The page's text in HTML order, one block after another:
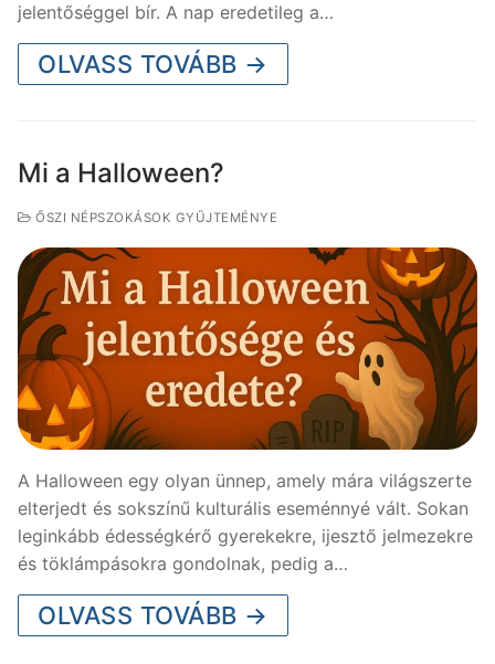
jelentőséggel bír. A nap eredetileg a…
OLVASS TOVÁBB →
Mi a Halloween?
ŐSZI NÉPSZOKÁSOK GYŰJTEMÉNYE
A Halloween egy olyan ünnep, amely mára világszerte
elterjedt és sokszínű kulturális eseménnyé vált. Sokan
leginkább édességkérő gyerekekre, ijesztő jelmezekre
és töklámpásokra gondolnak, pedig a…
OLVASS TOVÁBB →